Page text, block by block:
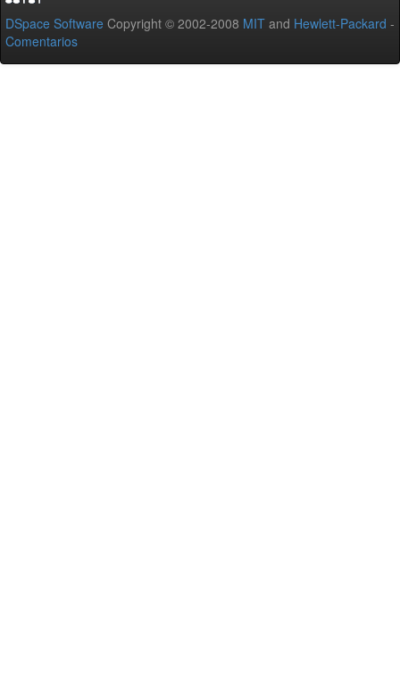
DSpace Software Copyright © 2002-2008 MIT and Hewlett-Packard -
Comentarios